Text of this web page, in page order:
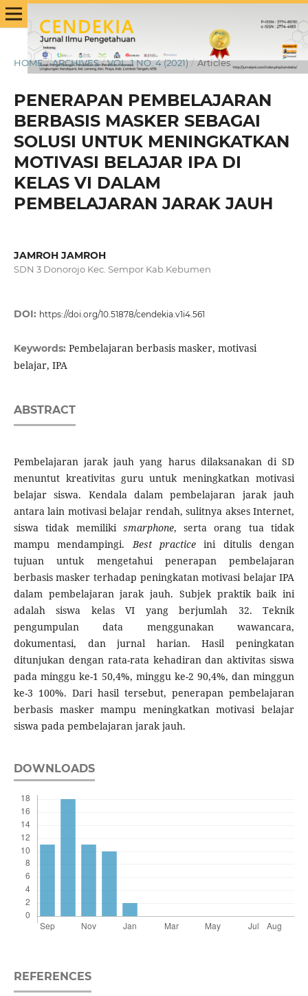
HOME / ARCHIVES / VOL. 1 NO. 4 (2021) / Articles
PENERAPAN PEMBELAJARAN
BERBASIS MASKER SEBAGAI
SOLUSI UNTUK MENINGKATKAN
MOTIVASI BELAJAR IPA DI
KELAS VI DALAM
PEMBELAJARAN JARAK JAUH
JAMROH JAMROH
SDN 3 Donorojo Kec. Sempor Kab.Kebumen
DOI: https://doi.org/10.51878/cendekia.v1i4.561
Keywords: Pembelajaran berbasis masker, motivasi
belajar, IPA
ABSTRACT
Pembelajaran jarak jauh yang harus dilaksanakan di SD
menuntut kreativitas guru untuk meningkatkan motivasi
belajar siswa. Kendala dalam pembelajaran jarak jauh
antara lain motivasi belajar rendah, sulitnya akses Internet,
siswa tidak memiliki smarphone, serta orang tua tidak
mampu mendampingi.Best practice ini ditulis dengan
tujuan untuk mengetahui penerapan pembelajaran
berbasis masker terhadap peningkatan motivasi belajar IPA
dalam pembelajaran jarak jauh. Subjek praktik baik ini
adalah siswa kelas VI yang berjumlah 32. Teknik
pengumpulan data menggunakan wawancara,
dokumentasi, dan jurnal harian. Hasil peningkatan
ditunjukan dengan rata-rata kehadiran dan aktivitas siswa
pada minggu ke-1 50,4%, minggu ke-2 90,4%, dan minggun
ke-3 100%. Dari hasil tersebut, penerapan pembelajaran
berbasis masker mampu meningkatkan motivasi belajar
siswa pada pembelajaran jarak jauh.
DOWNLOADS
REFERENCES